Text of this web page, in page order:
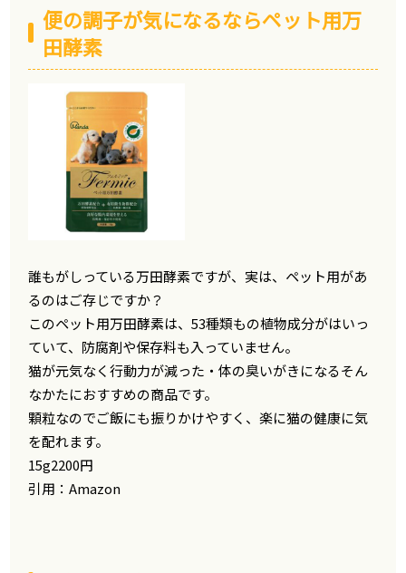
便の調子が気になるならペット用万
田酵素
誰もがしっている万田酵素ですが、実は、ペット用があ
るのはご存じですか？
このペット用万田酵素は、53種類もの植物成分がはいっ
ていて、防腐剤や保存料も入っていません。
猫が元気なく行動力が減った・体の臭いがきになるそん
なかたにおすすめの商品です。
顆粒なのでご飯にも振りかけやすく、楽に猫の健康に気
を配れます。
15g2200円
引用：Amazon